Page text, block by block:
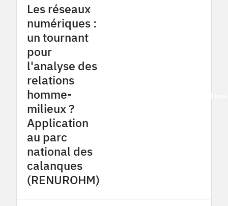
Les réseaux
numériques :
un tournant
pour
l'analyse des
relations
homme-
milieux ?
Application
au parc
national des
calanques
(RENUROHM)
French Mediterranean coastal